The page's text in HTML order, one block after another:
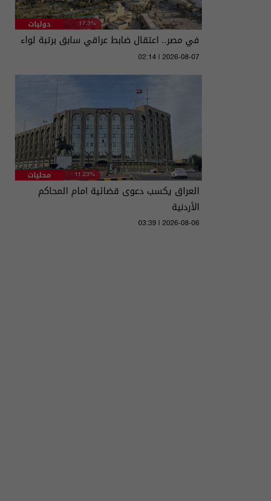
دوليات 17.3%
في مصر.. اعتقال ضابط عراقي سابق برتبة لواء
02:14 | 2026-08-07
محليات 11.23%
العراق يكسب دعوى قضائية امام المحاكم
الأردنية
03:39 | 2026-08-06